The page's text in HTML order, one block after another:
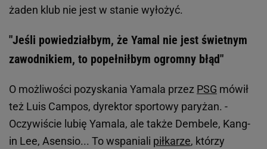
żaden klub nie jest w stanie wyłożyć.
"Jeśli powiedziałbym, że Yamal nie jest świetnym
zawodnikiem, to popełniłbym ogromny błąd"
O możliwości pozyskania Yamala przez PSG mówił
też Luis Campos, dyrektor sportowy paryżan. -
Oczywiście lubię Yamala, ale także Dembele, Kang-
in Lee, Asensio... To wspaniali piłkarze, którzy